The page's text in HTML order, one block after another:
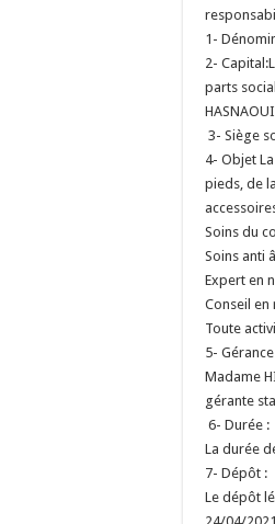
1-
2-
parts
HASNAOUI
3- Siège
4- Objet
pieds, de
Soins du
Soins anti
Expert en
Conseil
Toute
5-
Madame
gérante
6- Durée :
La durée
7- Dépôt :
Le dépôt